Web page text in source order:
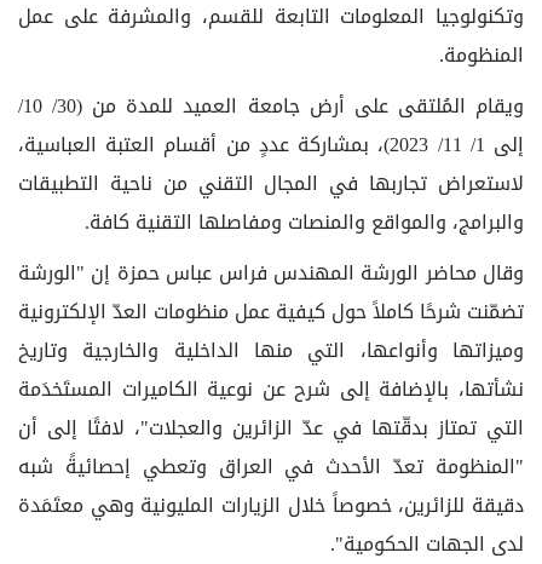
وتكنولوجيا المعلومات التابعة للقسم، والمشرفة على عمل
المنظومة.
ويقام المُلتقى على أرض جامعة العميد للمدة من (30/ 10/
إلى 1/ 11/ 2023)، بمشاركة عددٍ من أقسام العتبة العباسية،
لاستعراض تجاربها في المجال التقني من ناحية التطبيقات
والبرامج، والمواقع والمنصات ومفاصلها التقنية كافة.
وقال محاضر الورشة المهندس فراس عباس حمزة إن "الورشة
تضمّنت شرحًا كاملاً حول كيفية عمل منظومات العدّ الإلكترونية
وميزاتها وأنواعها، التي منها الداخلية والخارجية وتاريخ
نشأتها، بالإضافة إلى شرح عن نوعية الكاميرات المستَخدَمة
التي تمتاز بدقّتها في عدّ الزائرين والعجلات"، لافتًا إلى أن
"المنظومة تعدّ الأحدث في العراق وتعطي إحصائيةً شبه
دقيقة للزائرين، خصوصاً خلال الزيارات المليونية وهي معتَمَدة
لدى الجهات الحكومية".